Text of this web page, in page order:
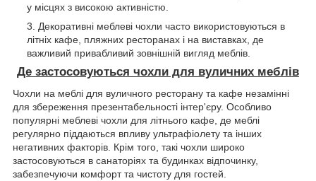
у місцях з високою активністю.
Декоративні меблеві чохли часто використовуються в
літніх кафе, пляжних ресторанах і на виставках, де
важливий привабливий зовнішній вигляд меблів.
Де застосовуються чохли для вуличних меблів
Чохли на меблі для вуличного ресторану та кафе незамінні
для збереження презентабельності інтер'єру. Особливо
популярні меблеві чохли для літнього кафе, де меблі
регулярно піддаються впливу ультрафіолету та інших
негативних факторів. Крім того, такі чохли широко
застосовуються в санаторіях та будинках відпочинку,
забезпечуючи комфорт та чистоту для гостей.